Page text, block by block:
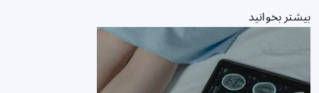
بیشتر بخوانید